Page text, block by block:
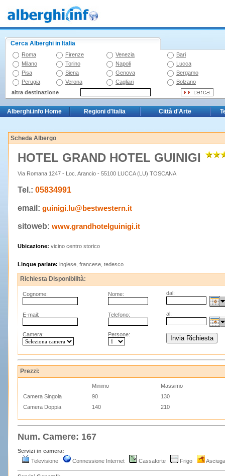
Cerca Alberghi in Italia
Roma Firenze Venezia
Bari
Milano
Torino Napoli
Lucca
Pisa
Siena Genova
Bergamo
Perugia
Verona Cagliari
Bolzano
altra destinazione
Alberghi.info Home Regioni d'Italia Città d'Arte
Scheda Albergo
HOTEL GRAND HOTEL GUINIGI
Via Romana 1247 - Loc. Arancio - 55100 LUCCA (LU) TOSCANA
Tel.: 05834991
email: guinigi.lu@bestwestern.it
sitoweb: www.grandhotelguinigi.it
Ubicazione: vicino centro storico
Lingue parlate: inglese, francese, tedesco
Richiesta Disponibilità:
Cognome: Nome: dal:
E-mail: Telefono: al:
Camera: Persone:
Prezzi:
Minimo
Massimo
Camera Singola
90
130
Camera Doppia
140 210
Num. Camere: 167
Servizi in camera:
Televisione
Connessione Internet Cassaforte Frigo